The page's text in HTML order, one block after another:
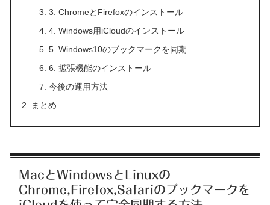
3. ChromeとFirefoxのインストール
4. Windows用iCloudのインストール
5. Windows10のブックマークを同期
6. 拡張機能のインストール
今後の運用方法
まとめ
MacとWindowsとLinuxの
Chrome,Firefox,Safariのブックマークを